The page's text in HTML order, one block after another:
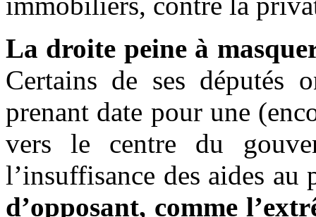
La droite peine à
Certains de ses députés
prenant date pour une
vers le centre du
l’insuffisance des aides au
d’opposant, comme